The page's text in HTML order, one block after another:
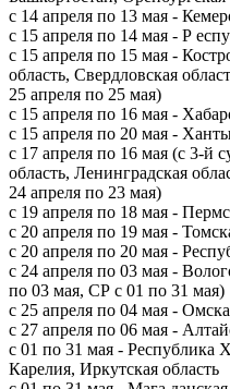
с 14 апреля по 13 мая -
с 15 апреля по 14 мая - Р
с 15 апреля по 15 мая -
область, Свердловская
25 апреля по 25 мая)
с 15 апреля по 16 мая -
с 15 апреля по 20 мая -
с 17 апреля по 16 мая (с 3-й
область, Ленинградская
24 апреля по 23 мая)
с 19 апреля по 18 мая -
с 20 апреля по 19 мая -
с 20 апреля по 20 мая -
с 24 апреля по 03 мая -
по 03 мая, СР с 01 по 31 мая)
с 25 апреля по 04 мая -
с 27 апреля по 06 мая -
с 01 по 31 мая - Республика
Карелия, Иркутская область